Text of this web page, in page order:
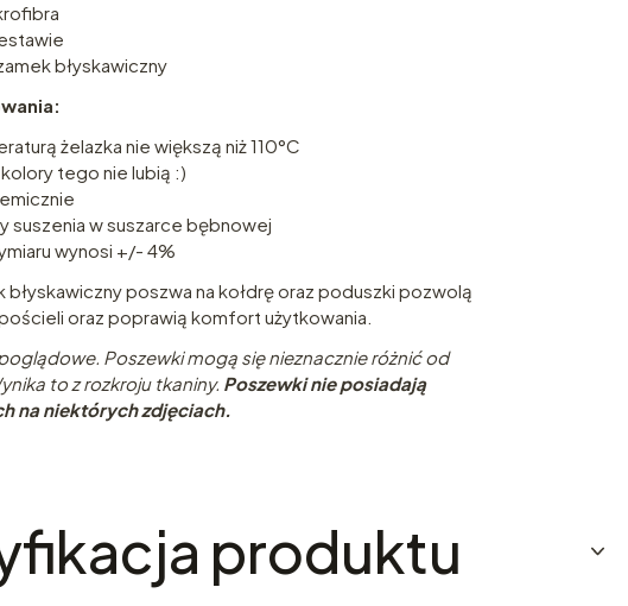
błyskawiczny
żelazka nie większą niż 110°C
tego nie lubią :)
suszenia w suszarce bębnowej
wynosi +/- 4%
błyskawiczny poszwa na kołdrę oraz poduszki pozwolą
oraz poprawią komfort użytkowania.
Poszewki mogą się nieznacznie różnić od
to z rozkroju tkaniny. Poszewki nie posiadają
na niektórych zdjęciach.
produktu